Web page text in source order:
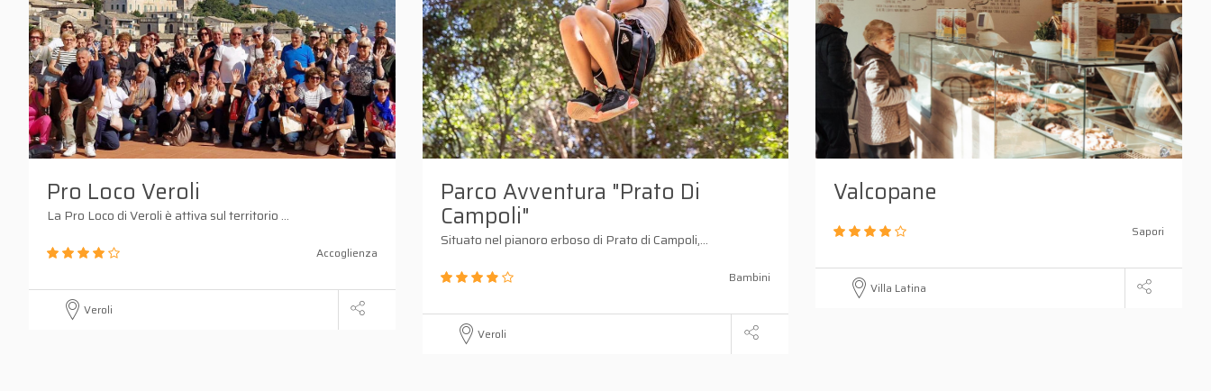
Pro Loco Veroli
La Pro Loco di Veroli è attiva sul territorio ...
Accoglienza
Veroli
Parco Avventura "Prato Di
Campoli"
Situato nel pianoro erboso di Prato di Campoli,...
Bambini
Veroli
Valcopane
Sapori
Villa Latina